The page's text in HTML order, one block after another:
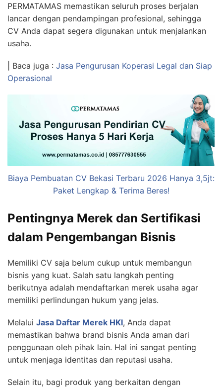
PERMATAMAS memastikan seluruh proses berjalan
lancar dengan pendampingan profesional, sehingga
CV Anda dapat segera digunakan untuk menjalankan
usaha.
| Baca juga : Jasa Pengurusan Koperasi Legal dan Siap
Operasional
Biaya Pembuatan CV Bekasi Terbaru 2026 Hanya 3,5jt:
Paket Lengkap & Terima Beres!
Pentingnya Merek dan Sertifikasi
dalam Pengembangan Bisnis
Memiliki CV saja belum cukup untuk membangun
bisnis yang kuat. Salah satu langkah penting
berikutnya adalah mendaftarkan merek usaha agar
memiliki perlindungan hukum yang jelas.
Melalui Jasa Daftar Merek HKI, Anda dapat
memastikan bahwa brand bisnis Anda aman dari
penggunaan oleh pihak lain. Hal ini sangat penting
untuk menjaga identitas dan reputasi usaha.
Selain itu, bagi produk yang berkaitan dengan